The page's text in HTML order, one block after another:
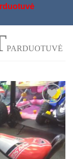
PARDUOTUVĖ
Add to
Wishlist